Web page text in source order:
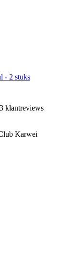
- 2 stuks
klantreviews
Karwei